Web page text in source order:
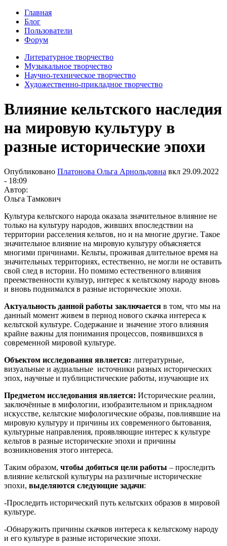
Главная
Блог
Пользователи
Форум
Литературное творчество
Музыкальное творчество
Научно-техническое творчество
Художественно-прикладное творчество
Влияние кельтского наследия
на мировую культуру в
разные исторические эпохи
Опубликовано Платонова Ольга Арнольдовна вкл 29.09.2022
- 18:09
Автор:
Ольга Тамкович
Культура кельтского народа оказала значительное влияние не
только на культуру народов, живших впоследствии на
территории расселения кельтов, но и на многие другие. Такое
значительное влияние на мировую культуру объясняется
многими причинами. Кельты, проживая длительное время на
значительных территориях, естественно, не могли не оставить
свой след в истории. Но помимо естественного влияния
преемственности культур, интерес к кельтскому народу вновь
и вновь поднимался в разные исторические эпохи.
Актуальность данной работы заключается в том, что мы на
данный момент живем в период нового скачка интереса к
кельтской культуре. Содержание и значение этого влияния
крайне важны для понимания процессов, появившихся в
современной мировой культуре.
Объектом исследования является: литературные,
визуальные и аудиальные источники разных исторических
эпох, научные и публицистические работы, изучающие их
Предметом исследования является: Исторические реалии,
заключённые в мифологии, изобразительном и прикладном
искусстве, кельтские мифологические образы, повлиявшие на
мировую культуру и причины их современного бытования,
культурные направления, проявляющие интерес к культуре
кельтов в разные исторические эпохи и причины
возникновения этого интереса.
Таким образом, чтобы добиться цели работы – проследить
влияние кельтской культуры на различные исторические
эпохи, выделяются следующие задачи:
-Проследить исторический путь кельтских образов в мировой
культуре.
-Обнаружить причины скачков интереса к кельтскому народу
и его культуре в разные исторические эпохи.